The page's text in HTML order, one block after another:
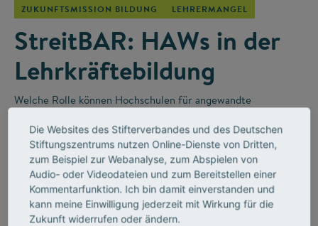
ZUKUNFTSMISSION BILDUNG LEHRERMANGEL
StreitBAR: HAWs in der
Lehrkräftebildung
Welche Rolle können Hochschulen für angewandte
Berufsschulen spielen? Darüber wurde in der „StreitBAR“
einem Online-Diskussionsformat des Stifterverbandes–
leidenschaftlich diskutiert.
Die Websites des Stifterverbandes und des Deutschen
Stiftungszentrums nutzen Online-Dienste von Dritten,
zum Beispiel zur Webanalyse, zum Abspielen von
Audio- oder Videodateien und zum Bereitstellen einer
Kommentarfunktion. Ich bin damit einverstanden und
kann meine Einwilligung jederzeit mit Wirkung für die
Zukunft widerrufen oder ändern.